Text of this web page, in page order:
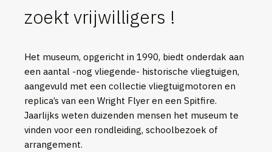
zoekt vrijwilligers !
Het museum, opgericht in 1990, biedt onderdak aan
een aantal -nog vliegende- historische vliegtuigen,
aangevuld met een collectie vliegtuigmotoren en
replica’s van een Wright Flyer en een Spitfire.
Jaarlijks weten duizenden mensen het museum te
vinden voor een rondleiding, schoolbezoek of
arrangement.